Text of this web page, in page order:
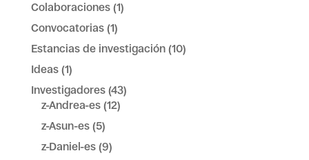
Colaboraciones(1)
Convocatorias(1)
Estancias de investigación(10)
Ideas(1)
Investigadores(43)
z-Andrea-es(12)
z-Asun-es(5)
z-Daniel-es(9)